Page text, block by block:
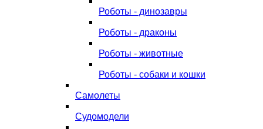
Роботы - динозавры
Роботы - драконы
Роботы - животные
Роботы - собаки и кошки
Самолеты
Судомодели